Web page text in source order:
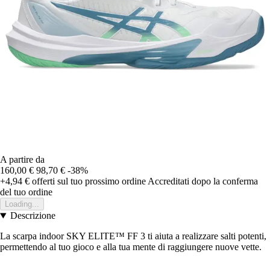
A partire da
160,00 € 98,70 € -38%
+4,94 € offerti sul tuo prossimo ordine Accreditati dopo la conferma
del tuo ordine
Loading...
Descrizione
La scarpa indoor SKY ELITE™ FF 3 ti aiuta a realizzare salti potenti,
permettendo al tuo gioco e alla tua mente di raggiungere nuove vette.